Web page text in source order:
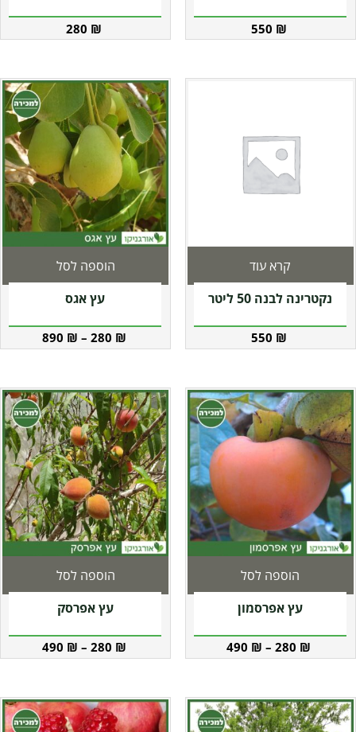
550 ₪
280 ₪
נקטרינה לבנה 50 ליטר
550 ₪
קרא עוד
עץ אגס
280 ₪
–
890 ₪
הוספה לסל
עץ אפרסמון
280 ₪
–
490 ₪
הוספה לסל
עץ אפרסק
280 ₪
–
490 ₪
הוספה לסל